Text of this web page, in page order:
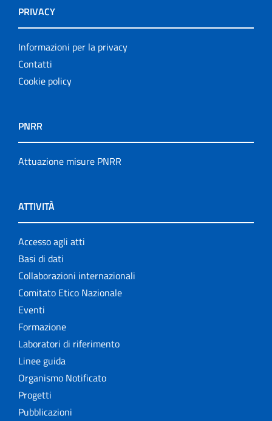
PRIVACY
Informazioni per la privacy
Contatti
Cookie policy
PNRR
Attuazione misure PNRR
ATTIVITÀ
Accesso agli atti
Basi di dati
Collaborazioni internazionali
Comitato Etico Nazionale
Eventi
Formazione
Laboratori di riferimento
Linee guida
Organismo Notificato
Progetti
Pubblicazioni